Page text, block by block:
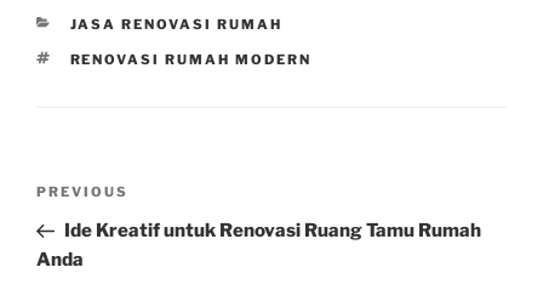
CATEGORIES
JASA RENOVASI RUMAH
TAGS
RENOVASI RUMAH MODERN
Previous
Post
PREVIOUS
Ide Kreatif untuk Renovasi Ruang Tamu Rumah
Anda